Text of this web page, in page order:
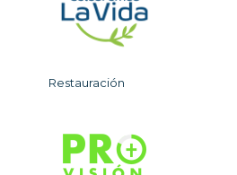
Restauración